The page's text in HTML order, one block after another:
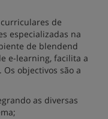
de
especializadas na
de blendend
e-learning, facilita a
objectivos são a
as diversas